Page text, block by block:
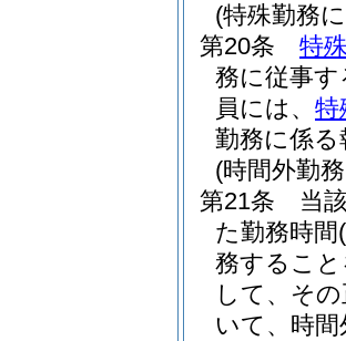
(特殊勤務
第20条
特
務に従事
員には、 特
勤務に係
(時間外勤
第21条
当
た勤務時間
務するこ
して、そ
いて、時